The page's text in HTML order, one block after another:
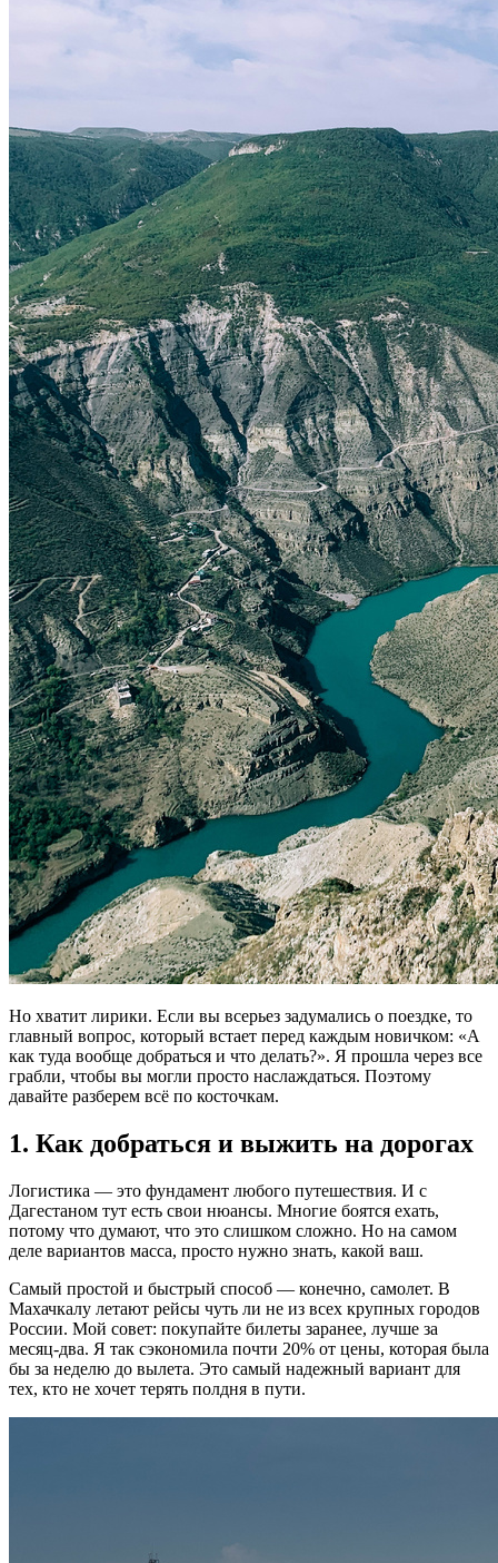
Но хватит лирики. Если вы всерьез задумались о поездке, то
главный вопрос, который встает перед каждым новичком: «А
как туда вообще добраться и что делать?». Я прошла через все
грабли, чтобы вы могли просто наслаждаться. Поэтому
давайте разберем всё по косточкам.
1. Как добраться и выжить на дорогах
Логистика — это фундамент любого путешествия. И с
Дагестаном тут есть свои нюансы. Многие боятся ехать,
потому что думают, что это слишком сложно. Но на самом
деле вариантов масса, просто нужно знать, какой ваш.
Самый простой и быстрый способ — конечно, самолет. В
Махачкалу летают рейсы чуть ли не из всех крупных городов
России. Мой совет: покупайте билеты заранее, лучше за
месяц-два. Я так сэкономила почти 20% от цены, которая была
бы за неделю до вылета. Это самый надежный вариант для
тех, кто не хочет терять полдня в пути.